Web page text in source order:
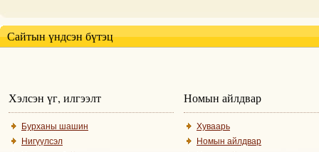
Сайтын үндсэн бүтэц
Хэлсэн үг, илгээлт
Бурханы шашин
Нигүүлсэл
Номын айлдвар
Хуваарь
Номын айлдвар